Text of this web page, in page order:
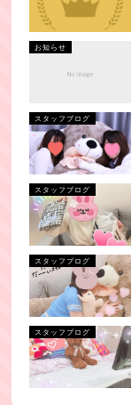
お知らせ
スタッフブログ
スタッフブログ
スタッフブログ
スタッフブログ